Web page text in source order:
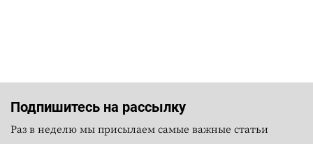
Подпишитесь на рассылку
Раз в неделю мы присылаем самые важные статьи